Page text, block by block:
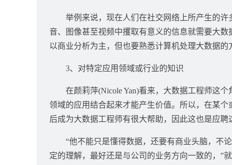
举例来说，现在人们在社交网络上所产生的许
音、图像甚至视频中攫取有意义的信息就需要大
以商业分析为主，但也要熟悉计算机处理大数据的
3、对特定应用领域或行业的知识
在颜莉萍(Nicole Yan)看来，大数据工程师这个
领域的应用结合起来才能产生价值。所以，在某
后成为大数据工程师有很大帮助，因此这也是应聘
“他不能只是懂得数据，还要有商业头脑，不论
定的理解，最好还是与公司的业务方向一致的，”